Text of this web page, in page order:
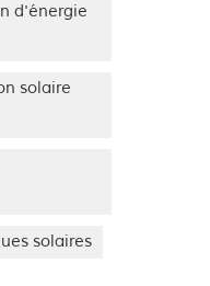
d'énergie
solaire
solaires